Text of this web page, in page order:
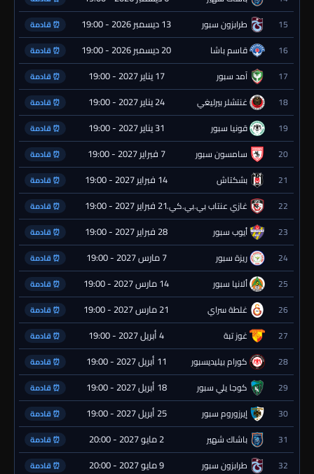
15 طرابزون سبور 13 ديسمبر 2026 - 19:00 ⏰ قادمة
16 قاسم باشا 20 ديسمبر 2026 - 19:00 ⏰ قادمة
17 آمد سبور 17 يناير 2027 - 19:00 ⏰ قادمة
18 غنتشلر بيرليغي 24 يناير 2027 - 19:00 ⏰ قادمة
19 قونيا سبور 31 يناير 2027 - 19:00 ⏰ قادمة
20 سامسون سبور 7 فبراير 2027 - 19:00 ⏰ قادمة
21 بشكتاش 14 فبراير 2027 - 19:00 ⏰ قادمة
22 غازي عنتاب بي.بي.كي.21 فبراير 2027 - 19:00 ⏰ قادمة
23 أيوب سبور 28 فبراير 2027 - 19:00 ⏰ قادمة
24 ريزة سبور 7 مارس 2027 - 19:00 ⏰ قادمة
25 ألانيا سبور 14 مارس 2027 - 19:00 ⏰ قادمة
26 غلطة سراي 21 مارس 2027 - 19:00 ⏰ قادمة
27 غوز تبة 4 أبريل 2027 - 19:00 ⏰ قادمة
28 كورام بيليديسبور 11 أبريل 2027 - 19:00 ⏰ قادمة
29 كوجا يلي سبور 18 أبريل 2027 - 19:00 ⏰ قادمة
30 إيرزوروم سبور 25 أبريل 2027 - 19:00 ⏰ قادمة
31 باشاك شهير 2 مايو 2027 - 20:00 ⏰ قادمة
32 طرابزون سبور 9 مايو 2027 - 20:00 ⏰ قادمة